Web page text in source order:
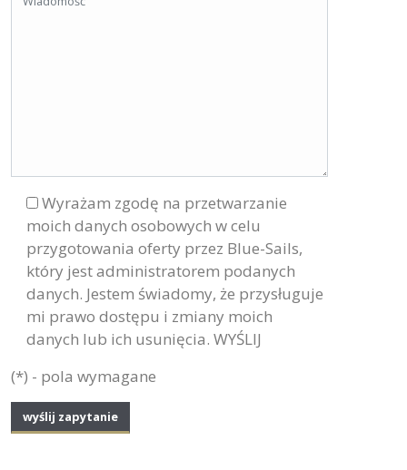
Wyrażam zgodę na przetwarzanie
moich danych osobowych w celu
przygotowania oferty przez Blue-Sails,
który jest administratorem podanych
danych. Jestem świadomy, że przysługuje
mi prawo dostępu i zmiany moich